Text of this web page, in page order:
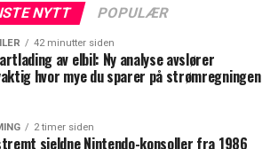
NYTT POPULÆR
42 minutter siden
av elbil: Ny analyse avslører
hvor mye du sparer på strømregningen
2 timer siden
sjeldne Nintendo-konsoller fra 1986